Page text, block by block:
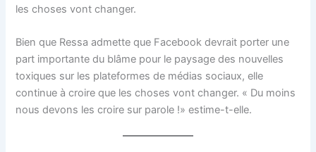
les choses vont changer.
Bien que Ressa admette que Facebook devrait porter une
part importante du blâme pour le paysage des nouvelles
toxiques sur les plateformes de médias sociaux, elle
continue à croire que les choses vont changer. « Du moins
nous devons les croire sur parole !» estime-t-elle.